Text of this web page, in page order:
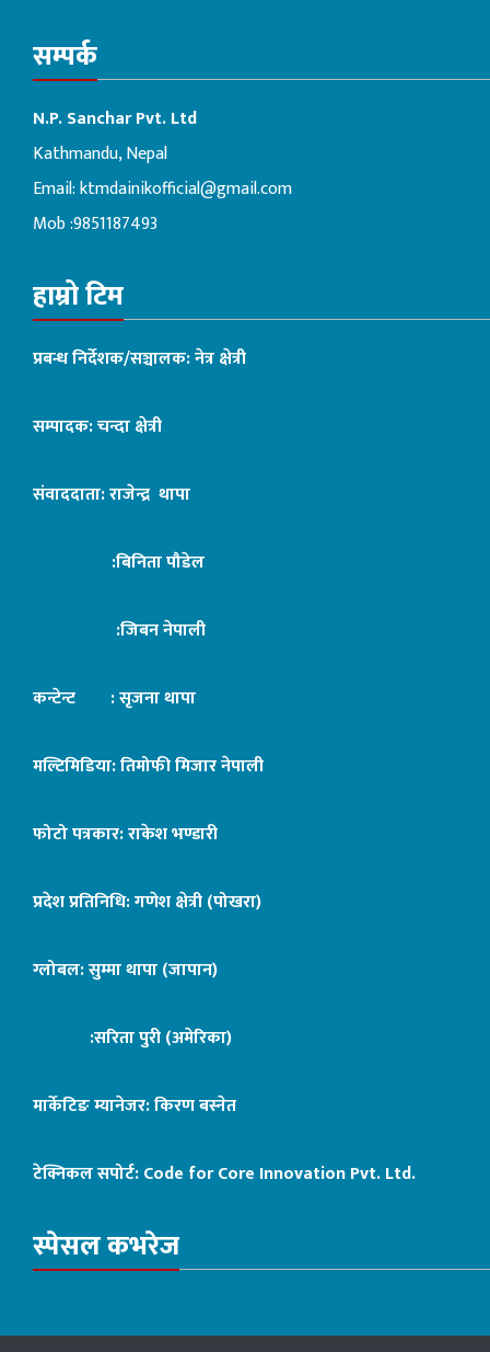
सम्पर्क
N.P. Sanchar Pvt. Ltd
Kathmandu, Nepal
Email:ktmdainikofficial@gmail.com
Mob :9851187493
हाम्रो टिम
प्रबन्ध निर्देशक/सञ्चालक: नेत्र क्षेत्री
सम्पादक: चन्दा क्षेत्री
संवाददाता: राजेन्द्र थापा
:बिनिता पौडेल
:जिबन नेपाली
कन्टेन्ट : सृजना थापा
मल्टिमिडिया: तिमोफी मिजार नेपाली
फोटो पत्रकार: राकेश भण्डारी
प्रदेश प्रतिनिधि: गणेश क्षेत्री (पोखरा)
ग्लोबल: सुम्मा थापा (जापान)
:सरिता पुरी (अमेरिका)
मार्केटिङ म्यानेजर: किरण बस्नेत
टेक्निकल सपोर्ट:Code for Core Innovation Pvt. Ltd.
स्पेसल कभरेज